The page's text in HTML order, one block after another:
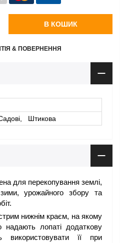
В КОШИК
& ПОВЕРНЕННЯ
Штикова
для перекопування землі,
урожайного збору та
нижнім краєм, на якому
лопаті додаткову
використовувати її при